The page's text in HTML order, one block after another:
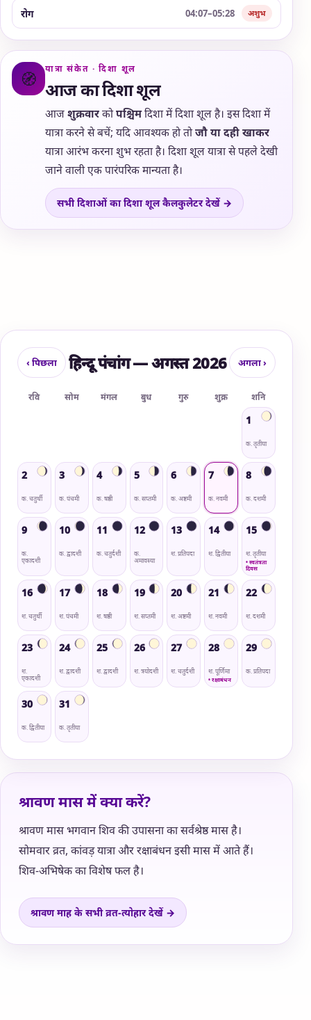
रोग 04:07–05:28 अशुभ
🧭 यात्रा संकेत · दिशा शूल
आज का दिशा शूल
आजशुक्रवारकोपश्चिमदिशा में दिशा शूल है। इस दिशा में
यात्रा करने से बचें; यदि आवश्यक हो तोजौ या दही खाकर
यात्रा आरंभ करना शुभ रहता है। दिशा शूल यात्रा से पहले देखी
जाने वाली एक पारंपरिक मान्यता है।
सभी दिशाओं का दिशा शूल कैलकुलेटर देखें →
‹ पिछला हिन्दू पंचांग — अगस्त 2026 अगला ›
रवि सोम मंगल बुध गुरु शुक्र शनि
1
क. तृतीया
2
क. चतुर्थी
3
क. पंचमी
4
क. षष्ठी
5
क. सप्तमी
6
क. अष्टमी
7
क. नवमी
8
क. दशमी
9
क.
एकादशी
10
क. द्वादशी
11
क. चतुर्दशी
12
क.
अमावस्या
13
श. प्रतिपदा
14
श. द्वितीया
15
श. तृतीया
• स्वतंत्रता
दिवस
16
श. चतुर्थी
17
श. पंचमी
18
श. षष्ठी
19
श. सप्तमी
20
श. अष्टमी
21
श. नवमी
22
श. दशमी
23
श.
एकादशी
24
श. द्वादशी
25
श. द्वादशी
26
श. त्रयोदशी
27
श. चतुर्दशी
28
श. पूर्णिमा
• रक्षाबंधन
29
क. प्रतिपदा
30
क. द्वितीया
31
क. तृतीया
श्रावण मास में क्या करें?
श्रावण मास भगवान शिव की उपासना का सर्वश्रेष्ठ मास है।
सोमवार व्रत, कांवड़ यात्रा और रक्षाबंधन इसी मास में आते हैं।
शिव-अभिषेक का विशेष फल है।
श्रावण माह के सभी व्रत-त्योहार देखें →